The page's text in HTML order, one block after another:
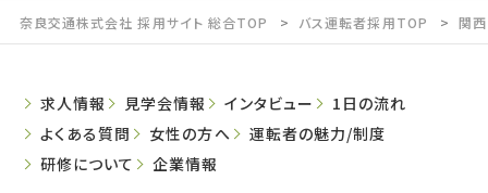
奈良交通株式会社 採用サイト 総合TOP バス運転者採用TOP 関西
求人情報 見学会情報 インタビュー
1日の流れ
よくある質問
女性の方へ
運転者の魅力/制度
研修について
企業情報